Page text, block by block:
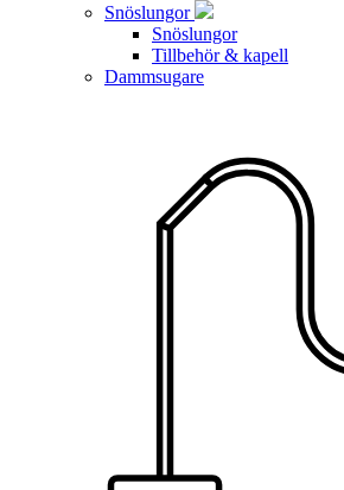
Snöslungor
Snöslungor
Tillbehör & kapell
Dammsugare